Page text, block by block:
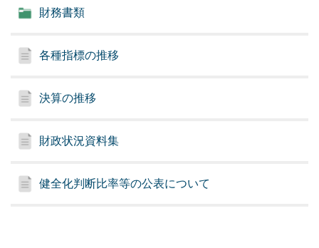
財務書類
各種指標の推移
決算の推移
財政状況資料集
健全化判断比率等の公表について